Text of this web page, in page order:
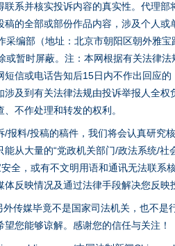
系并核实投诉内容的真实性。代理部
的全部或部份作品内容，涉及个人或
编部（地址：北京市朝阳区朝外雅宝
暂时屏蔽。注：本网根据有关法律法
信或电话告知后15日内不作出回应的
及到有关法律法规由投诉举报人全权
不作处理和转发的权利。
料/投稿的稿件，我们将会认真研究
从大量的“党政机关部门/政法系统/社
全，或有不文明用语和通讯无法联系
反映情况及通过法律手段解决您反映
传媒毕竟不是国家司法机关，也不是
您能够谅解。感谢您的信任与关注！
揭开“小金库”